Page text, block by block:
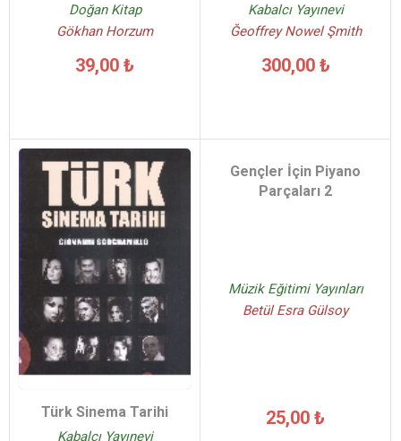
Doğan Kitap
Gökhan Horzum
39,00 ₺
Kabalcı Yayınevi
Ğeoffrey Nowel Şmith
300,00 ₺
Türk Sinema Tarihi
Kabalcı Yayınevi
Gençler İçin Piyano
Parçaları 2
Müzik Eğitimi Yayınları
Betül Esra Gülsoy
25,00 ₺